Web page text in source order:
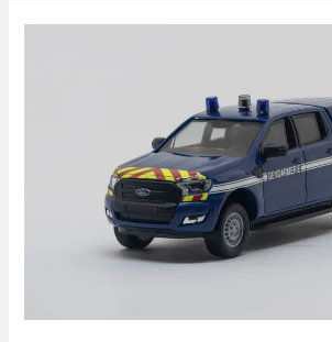
Irland